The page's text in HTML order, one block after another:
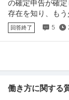
の確定申告が確
存在を知り、も
きました。
回答終了 5
働き方に関する